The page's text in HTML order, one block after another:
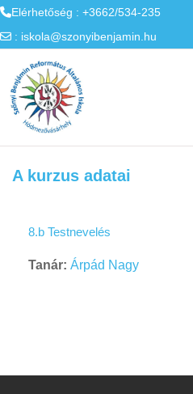
Elérhetőség : +3662/534-235
: iskola@szonyibenjamin.hu
A kurzus adatai
8.b Testnevelés
Tanár: Árpád Nagy